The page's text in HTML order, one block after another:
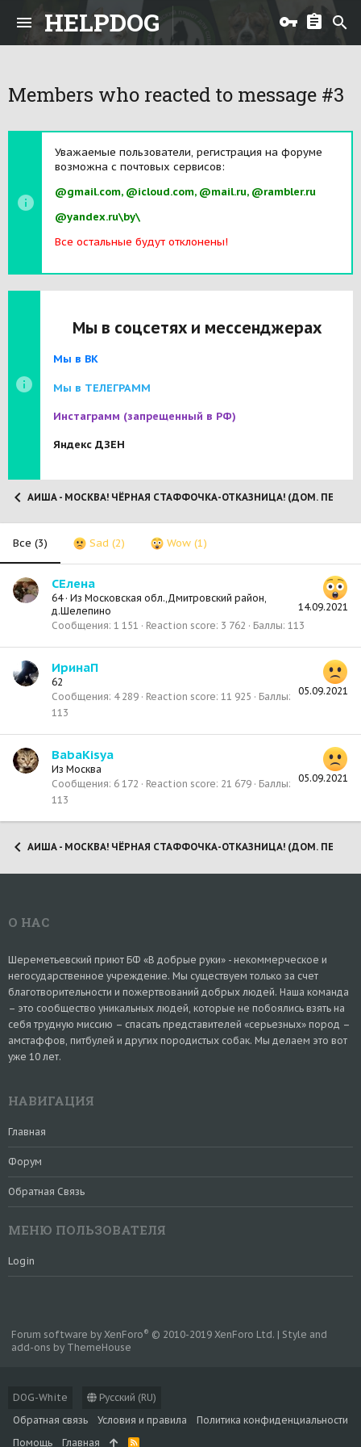
HELPDOG
Members who reacted to message #3
Уважаемые пользователи, регистрация на форуме
возможна с почтовых сервисов:
@gmail.com, @icloud.com, @mail.ru, @rambler.ru
@yandex.ru\by\
Все остальные будут отклонены!
Мы в соцсетях и мессенджерах
Мы в ВК
Мы в ТЕЛЕГРАММ
Инстаграмм (запрещенный в РФ)
Яндекс ДЗЕН
АИША - МОСКВА! ЧЁРНАЯ СТАФФОЧКА-ОТКАЗНИЦА! (ДОМ.
Все (3) Sad (2) Wow (1)
14.09.2021
СЕлена
64 · Из Московская обл.,Дмитровский район,
д.Шелепино
Сообщения 1 151 Reaction score 3 762 Баллы 113
05.09.2021
ИринаП
62
Сообщения 4 289 Reaction score 11 925
Баллы
113
05.09.2021
BabaKisya
Из Москва
Сообщения 6 172 Reaction score 21 679
Баллы
113
АИША - МОСКВА! ЧЁРНАЯ СТАФФОЧКА-ОТКАЗНИЦА! (ДОМ.
О НАС
Шереметьевский приют БФ «В добрые руки» - некоммерческое и
негосударственное учреждение. Мы существуем только за счет
благотворительности и пожертвований добрых людей. Наша команда
– это сообщество уникальных людей, которые не побоялись взять на
себя трудную миссию – спасать представителей «серьезных» пород –
амстаффов, питбулей и других породистых собак. Мы делаем это вот
уже 10 лет.
НАВИГАЦИЯ
Главная
Форум
Обратная Связь
МЕНЮ ПОЛЬЗОВАТЕЛЯ
Login
DOG-White
Русский (RU)
Обратная связь
Условия и правила
Политика конфиденциальности
Помощь
Главная R
Forum software by XenForo® © 2010-2019 XenForo Ltd. | Style and
add-ons by ThemeHouse